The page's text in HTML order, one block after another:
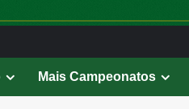
Mais Campeonatos